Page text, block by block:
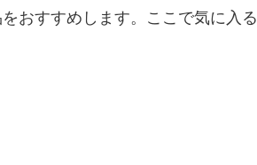
おすすめします。ここで気に入る